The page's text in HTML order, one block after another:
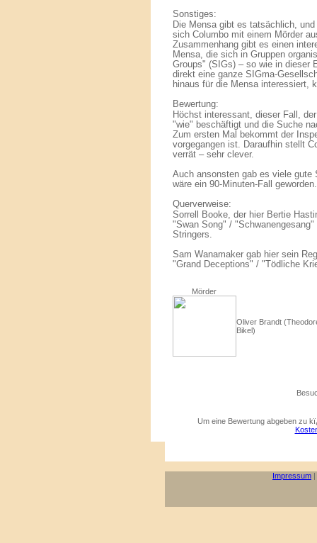
Sonstiges:
Die Mensa gibt es tatsächlich,
sich Columbo mit einem Mörder
Zusammenhang gibt es einen
Mensa, die sich in Gruppen
Groups" (SIGs) – so wie in dieser
direkt eine ganze SIGma-
hinaus für die Mensa interessiert,
Bewertung:
Höchst interessant, dieser Fall,
"wie" beschäftigt und die Suche
Zum ersten Mal bekommt der
vorgegangen ist. Daraufhin stellt
verrät – sehr clever.
Auch ansonsten gab es viele gute
wäre ein 90-Minuten-Fall geworden.
Querverweise:
Sorrell Booke, der hier Bertie
"Swan Song" /
Stringers.
Sam Wanamaker gab hier sein
"Grand Deceptions" / "Tödliche
Mörder
Oliver Brandt
Bikel)
Um eine Bewertung abgeben zu
Impressum |